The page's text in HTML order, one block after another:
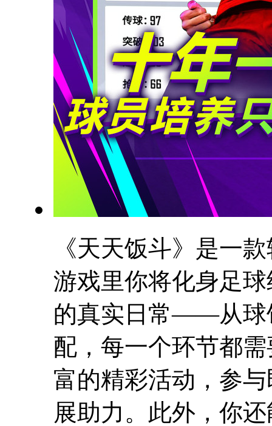
《天天饭斗》是一
游戏里你将化身足
的真实日常——从球
配，每一个环节都
富的精彩活动，参
展助力。此外，你